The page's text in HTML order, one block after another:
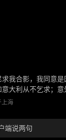
我合影，我同意
大利从不乞求；意
上海
端说两句